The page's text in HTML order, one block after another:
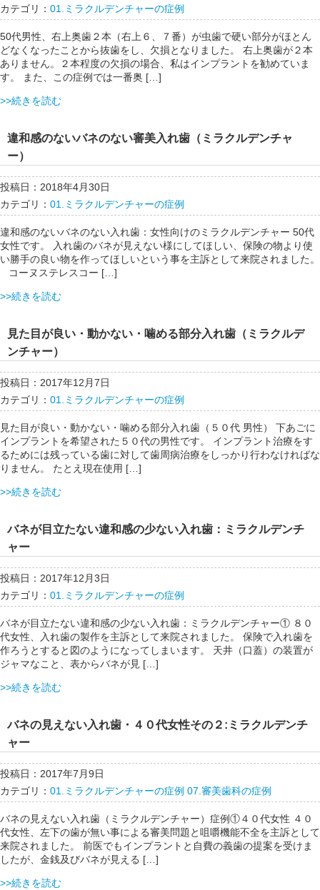
カテゴリ： 01.ミラクルデンチャーの症例
50代男性、右上奥歯２本（右上６、７番）が虫歯で硬い部分がほとん
どなくなったことから抜歯をし、欠損となりました。 右上奥歯が２本
ありません。２本程度の欠損の場合、私はインプラントを勧めていま
す。 また、この症例では一番奥 […]
>>続きを読む
違和感のないバネのない審美入れ歯（ミラクルデンチャ
ー）
投稿日：2018年4月30日
カテゴリ： 01.ミラクルデンチャーの症例
違和感のないバネのない入れ歯：女性向けのミラクルデンチャー 50代
女性です。 入れ歯のバネが見えない様にしてほしい、保険の物より使
い勝手の良い物を作ってほしいという事を主訴として来院されました。
コーヌステレスコー […]
>>続きを読む
見た目が良い・動かない・噛める部分入れ歯（ミラクルデ
ンチャー）
投稿日：2017年12月7日
カテゴリ： 01.ミラクルデンチャーの症例
見た目が良い・動かない・噛める部分入れ歯（５０代 男性） 下あごに
インプラントを希望された５０代の男性です。 インプラント治療をす
るためには残っている歯に対して歯周病治療をしっかり行わなければな
りません。 たとえ現在使用 […]
>>続きを読む
バネが目立たない違和感の少ない入れ歯：ミラクルデンチ
ャー
投稿日：2017年12月3日
カテゴリ： 01.ミラクルデンチャーの症例
バネが目立たない違和感の少ない入れ歯：ミラクルデンチャー① ８０
代女性、入れ歯の製作を主訴として来院されました。 保険で入れ歯を
作ろうとすると図のようになってしまいます。 天井（口蓋）の装置が
ジャマなこと、表からバネが見 […]
>>続きを読む
バネの見えない入れ歯・４０代女性その２:ミラクルデンチ
ャー
投稿日：2017年7月9日
カテゴリ： 01.ミラクルデンチャーの症例 07.審美歯科の症例
バネの見えない入れ歯（ミラクルデンチャー）症例①４０代女性 ４０
代女性、左下の歯が無い事による審美問題と咀嚼機能不全を主訴として
来院されました。 前医でもインプラントと自費の義歯の提案を受けま
したが、金銭及びバネが見える […]
>>続きを読む